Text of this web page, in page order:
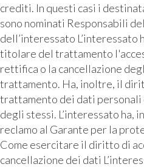
crediti. In questi casi i
sono nominati Responsabili
dell’interessato
titolare del trattamento
rettifica o la cancellazione
trattamento. Ha, inoltre, il
trattamento dei dati
degli stessi. L’interessato
reclamo al Garante per la
Come esercitare il diritto di
cancellazione dei dati